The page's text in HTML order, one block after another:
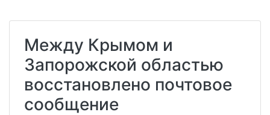
Между Крымом и
Запорожской областью
восстановлено почтовое
сообщение